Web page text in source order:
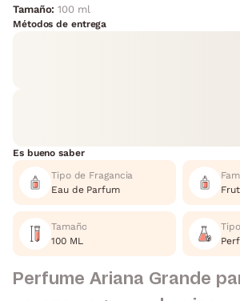
Tamaño:100 ml
Métodos de entrega
Es bueno saber
Tipo de Fragancia
Eau de Parfum
Tamaño
100 ML
Perfume Ariana Grande